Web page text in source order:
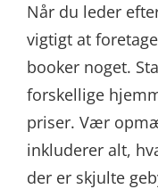
Når du leder
vigtigt at
booker noget.
forskellige
priser. Vær
inkluderer alt,
der er skjulte